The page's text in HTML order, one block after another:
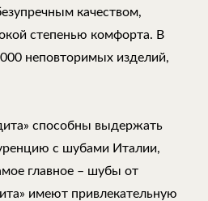
качеством,
степенью комфорта. В
неповторимых изделий,
способны выдержать
с шубами Италии,
главное – шубы от
имеют привлекательную